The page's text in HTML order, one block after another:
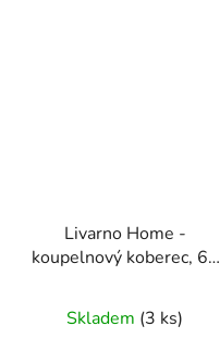
Livarno Home -
koupelnový koberec, 60
Skladem (3 ks)